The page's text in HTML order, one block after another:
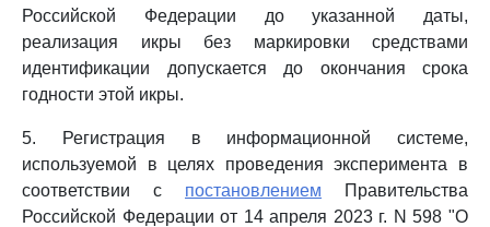
Российской Федерации до указанной даты,
реализация икры без маркировки средствами
идентификации допускается до окончания срока
годности этой икры.
5. Регистрация в информационной системе,
используемой в целях проведения эксперимента в
соответствии с постановлением Правительства
Российской Федерации от 14 апреля 2023 г. N 598 "О